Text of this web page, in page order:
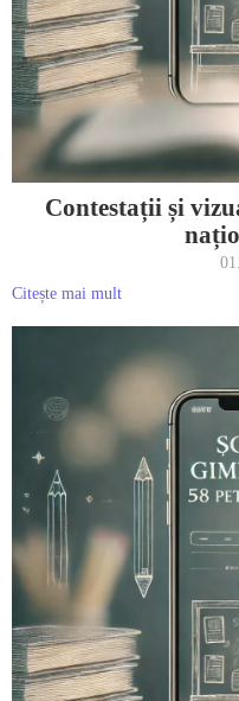
Contestații și
Citește mai mult